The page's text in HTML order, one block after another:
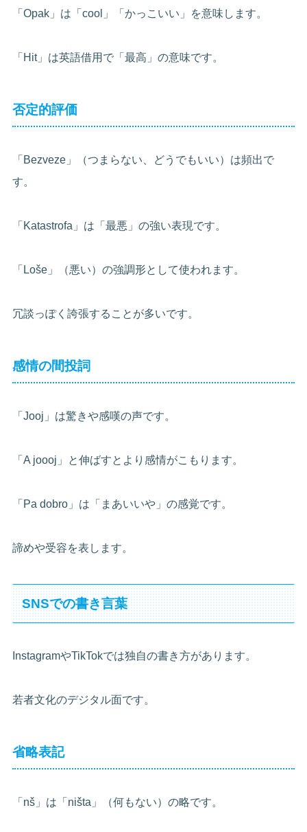
「Opak」は「cool」「かっこいい」を意味します。
「Hit」は英語借用で「最高」の意味です。
否定的評価
「Bezveze」（つまらない、どうでもいい）は頻出で
す。
「Katastrofa」は「最悪」の強い表現です。
「Loše」（悪い）の強調形として使われます。
冗談っぽく誇張することが多いです。
感情の間投詞
「Jooj」は驚きや感嘆の声です。
「A joooj」と伸ばすとより感情がこもります。
「Pa dobro」は「まあいいや」の感覚です。
諦めや受容を表します。
SNSでの書き言葉
InstagramやTikTokでは独自の書き方があります。
若者文化のデジタル面です。
省略表記
「nš」は「ništa」（何もない）の略です。